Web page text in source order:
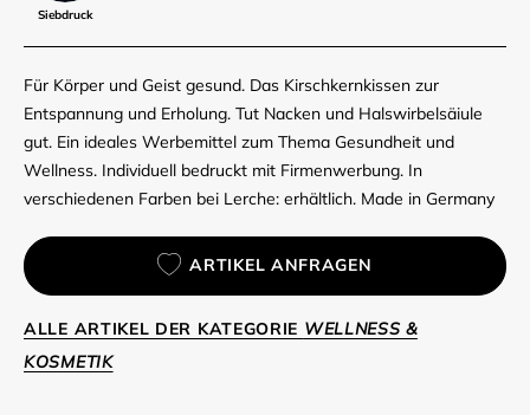
Siebdruck
Für Körper und Geist gesund. Das Kirschkernkissen zur
Entspannung und Erholung. Tut Nacken und Halswirbelsäiule
gut. Ein ideales Werbemittel zum Thema Gesundheit und
Wellness. Individuell bedruckt mit Firmenwerbung. In
verschiedenen Farben bei Lerche: erhältlich. Made in Germany
ARTIKEL ANFRAGEN
ALLE ARTIKEL DER KATEGORIE WELLNESS &
KOSMETIK